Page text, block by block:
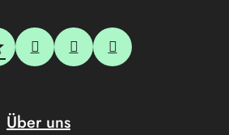
Über uns